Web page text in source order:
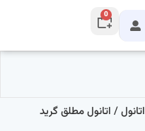
0
اتانول/ اتانول مطلق گرید